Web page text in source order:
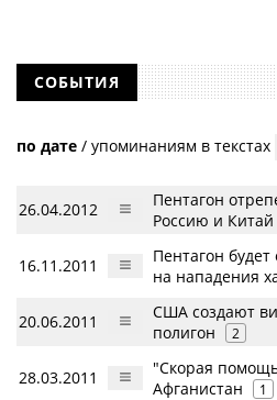
СОБЫТИЯ
по дате / упоминаниям в текстах
26.04.2012
Пентагон
Россию и Китай
16.11.2011
Пентагон
на нападения
20.06.2011
США создают
полигон
2
28.03.2011
"Скорая
Афганистан
1